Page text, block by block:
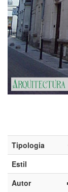
Autor
Adreça